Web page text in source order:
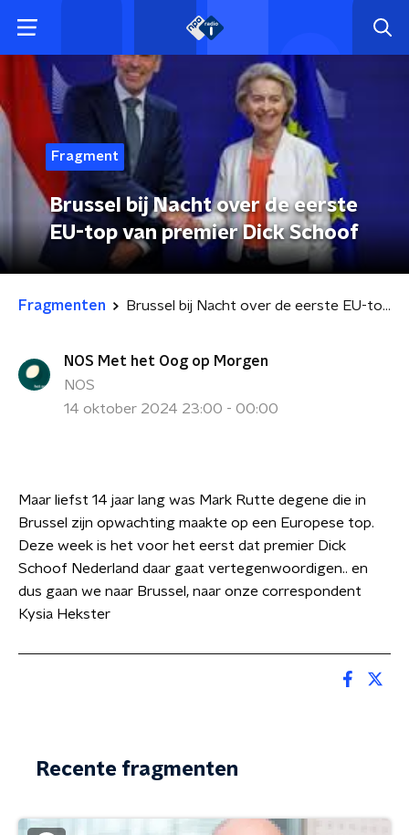
Fragment
Brussel bij Nacht over de eerste
EU-top van premier Dick Schoof
Fragmenten Brussel bij Nacht over de eerste EU-top van premier Dick Schoof
NOS Met het Oog op Morgen
NOS
14 oktober 2024 23:00 - 00:00
Maar liefst 14 jaar lang was Mark Rutte degene die in
Brussel zijn opwachting maakte op een Europese top.
Deze week is het voor het eerst dat premier Dick
Schoof Nederland daar gaat vertegenwoordigen.. en
dus gaan we naar Brussel, naar onze correspondent
Kysia Hekster
Recente fragmenten